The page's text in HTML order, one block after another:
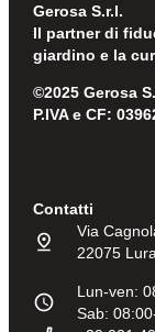
Gerosa S.r.l.
Il partner di
giardino e la
©2025 Gerosa
P.IVA e CF:
Contatti
Via
22075
Lun-ven:
Sab: